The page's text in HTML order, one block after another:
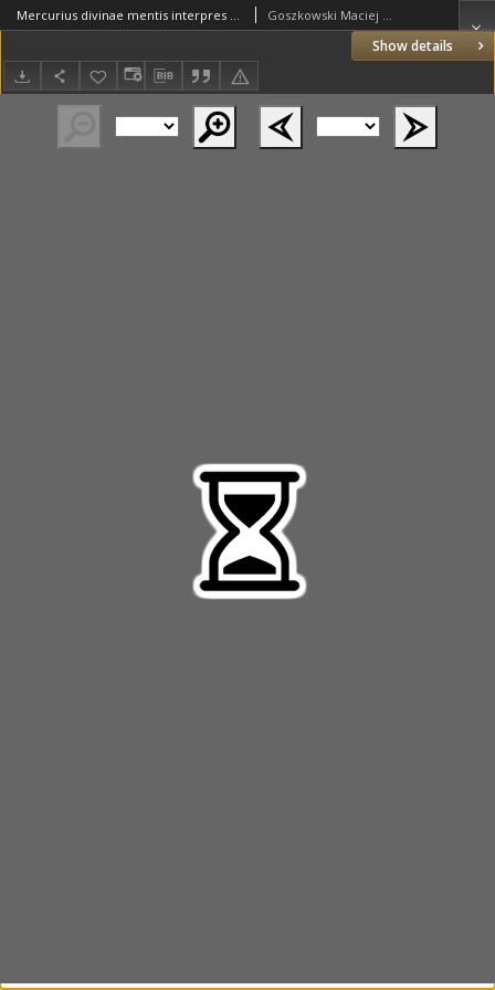
Show details
Mercurius divinae mentis interpres exactissimus D. Thomas de Aquino doctor angelicus. Recurrente annuâ suae fertivitatis luce In Basilica D. Dominici S. Ordinis PP. Praedicatorum Celeberrimi Conventus Posnaniensis, Magnis Hospitibus per M. Matthiam Cantium Goszkowski, In Alma Universitate Cracoviensi Philosophiae Doctore, In Academia Posnaniensi Grammatices Professorem, In forma oratoria declaratus anno domini 1741 die vero 7 mensis Martij Goszkowski Maciej Kanty